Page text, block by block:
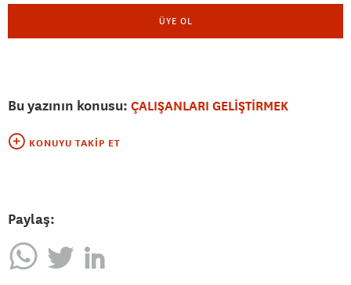
ÜYE OL
Bu yazının konusu: ÇALIŞANLARI GELİŞTİRMEK
KONUYU TAKIP ET
Paylaş: